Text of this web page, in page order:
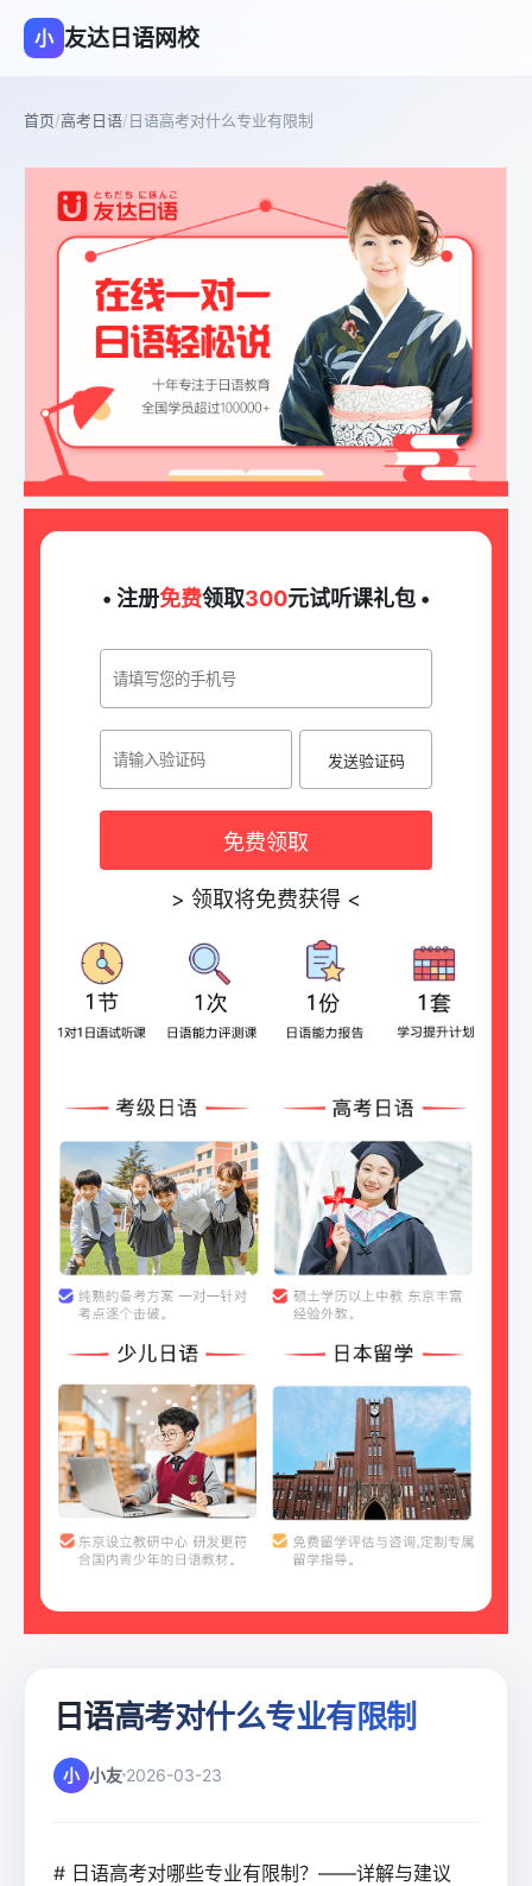
小 友达日语网校
首页/高考日语/日语高考对什么专业有限制
• 注册免费领取300元试听课礼包 •
发送验证码
免费领取
> 领取将免费获得 <
日语高考对什么专业有限制
小 小友 2026-03-23
# 日语高考对哪些专业有限制？——详解与建议